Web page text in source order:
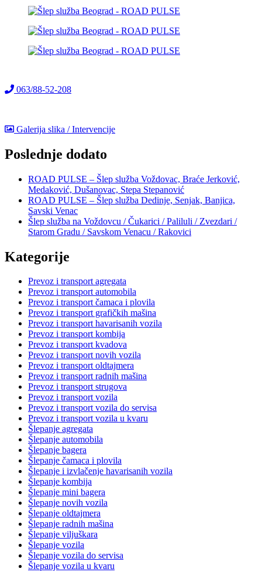
063/88-52-208
Galerija slika / Intervencije
Poslednje dodato
ROAD PULSE – Šlep služba Voždovac, Braće Jerković,
Medaković, Dušanovac, Stepa Stepanović
ROAD PULSE – Šlep služba Dedinje, Senjak, Banjica,
Savski Venac
Šlep služba na Voždovcu / Čukarici / Paliluli / Zvezdari /
Starom Gradu / Savskom Venacu / Rakovici
Kategorije
Prevoz i transport agregata
Prevoz i transport automobila
Prevoz i transport čamaca i plovila
Prevoz i transport grafičkih mašina
Prevoz i transport havarisanih vozila
Prevoz i transport kombija
Prevoz i transport kvadova
Prevoz i transport novih vozila
Prevoz i transport oldtajmera
Prevoz i transport radnih mašina
Prevoz i transport strugova
Prevoz i transport vozila
Prevoz i transport vozila do servisa
Prevoz i transport vozila u kvaru
Šlepanje agregata
Šlepanje automobila
Šlepanje bagera
Šlepanje čamaca i plovila
Šlepanje i izvlačenje havarisanih vozila
Šlepanje kombija
Šlepanje mini bagera
Šlepanje novih vozila
Šlepanje oldtajmera
Šlepanje radnih mašina
Šlepanje viljuškara
Šlepanje vozila
Šlepanje vozila do servisa
Šlepanje vozila u kvaru